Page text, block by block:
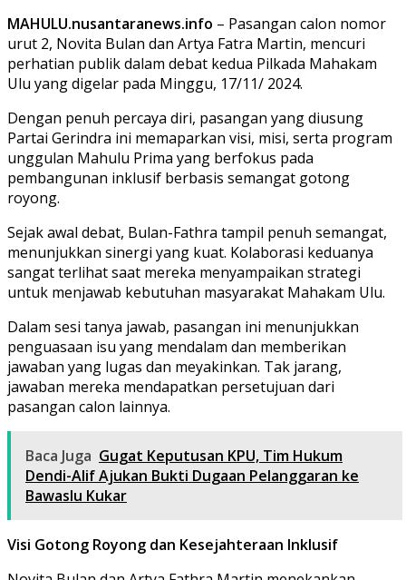
MAHULU.nusantaranews.info – Pasangan calon nomor
urut 2, Novita Bulan dan Artya Fatra Martin, mencuri
perhatian publik dalam debat kedua Pilkada Mahakam
Ulu yang digelar pada Minggu, 17/11/ 2024.
Dengan penuh percaya diri, pasangan yang diusung
Partai Gerindra ini memaparkan visi, misi, serta program
unggulan Mahulu Prima yang berfokus pada
pembangunan inklusif berbasis semangat gotong
royong.
Sejak awal debat, Bulan-Fathra tampil penuh semangat,
menunjukkan sinergi yang kuat. Kolaborasi keduanya
sangat terlihat saat mereka menyampaikan strategi
untuk menjawab kebutuhan masyarakat Mahakam Ulu.
Dalam sesi tanya jawab, pasangan ini menunjukkan
penguasaan isu yang mendalam dan memberikan
jawaban yang lugas dan meyakinkan. Tak jarang,
jawaban mereka mendapatkan persetujuan dari
pasangan calon lainnya.
Baca Juga Gugat Keputusan KPU, Tim Hukum
Dendi-Alif Ajukan Bukti Dugaan Pelanggaran ke
Bawaslu Kukar
Visi Gotong Royong dan Kesejahteraan Inklusif